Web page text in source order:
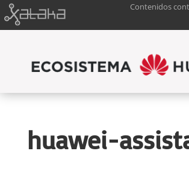
Contenidos
huawei-